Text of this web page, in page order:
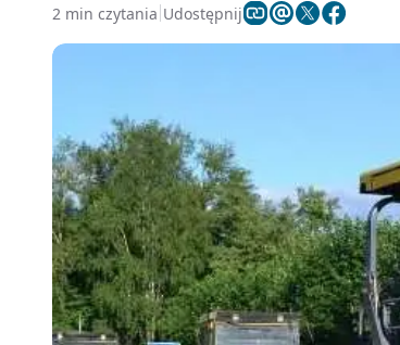
2 min czytania Udostępnij